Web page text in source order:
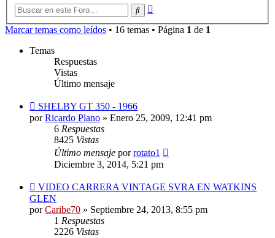
Buscar
Marcar temas como leídos • 16 temas • Página 1 de 1
Temas
Respuestas
Vistas
Último mensaje
SHELBY GT 350 - 1966
porRicardo Plano » Enero 25, 2009, 12:41 pm
6 Respuestas
8425 Vistas
Último mensaje porrotato1
Diciembre 3, 2014, 5:21 pm
VIDEO CARRERA VINTAGE SVRA EN WATKINS
GLEN
porCaribe70 » Septiembre 24, 2013, 8:55 pm
1 Respuestas
2226 Vistas